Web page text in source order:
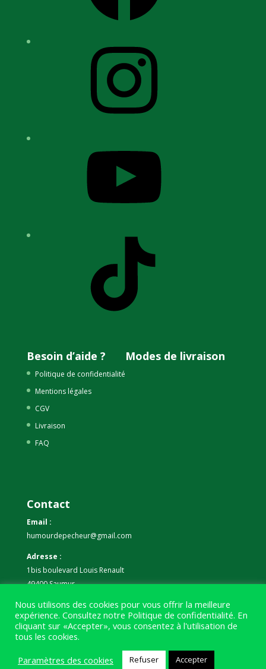
Besoin d’aide ?
Politique de confidentialité
Mentions légales
CGV
Livraison
FAQ
Modes de livraison
Contact
Email :
humourdepecheur@gmail.com
Adresse :
1bis boulevard Louis Renault
49400 Saumur
Téléphone :
07 59 61 06 63
Nous utilisons des cookies pour vous offrir la meilleure
expérience. Consultez notre Politique de confidentialité. En
cliquant sur «Accepter», vous consentez à l'utilisation de
tous les cookies.
Paramètres des cookies
Refuser Accepter